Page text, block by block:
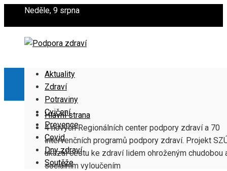
Neděle, 9 srpna
Aktuality
Zdraví
Potraviny
Cvičení
Prevence
Covid
Dny zdraví
Soutěže
Hlavní strana
4 nových Regionálních center podpory zdraví a 70
intervenčních programů podpory zdraví. Projekt
ukázal cestu ke zdraví lidem ohroženým chudobou
sociálním vyloučením